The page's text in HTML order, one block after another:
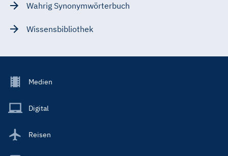
Wahrig Synonymwörterbuch
Wissensbibliothek
Footer
Main
Medien
Digital
Reisen